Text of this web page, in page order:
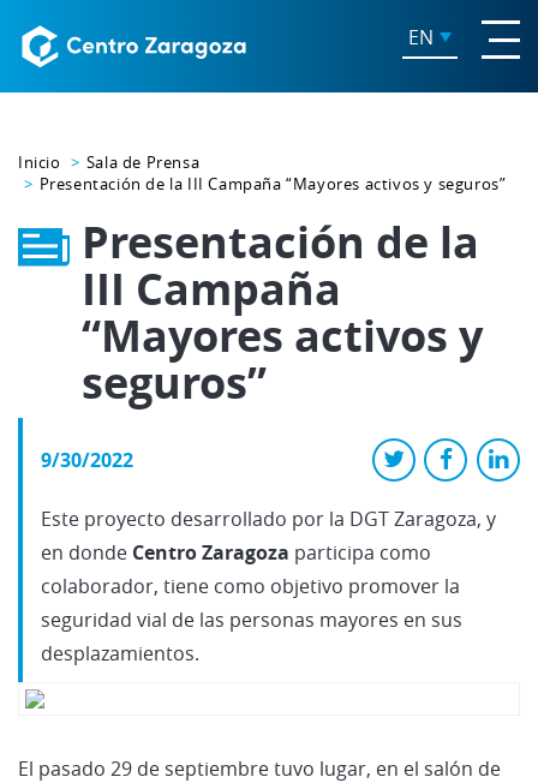
EN
Inicio
Sala de Prensa
Presentación de la III Campaña “Mayores activos y seguros”
Presentación de la
III Campaña
“Mayores activos y
seguros”
9/30/2022
Este proyecto desarrollado por la DGT Zaragoza, y
en donde Centro Zaragoza participa como
colaborador, tiene como objetivo promover la
seguridad vial de las personas mayores en sus
desplazamientos.
El pasado 29 de septiembre tuvo lugar, en el salón de